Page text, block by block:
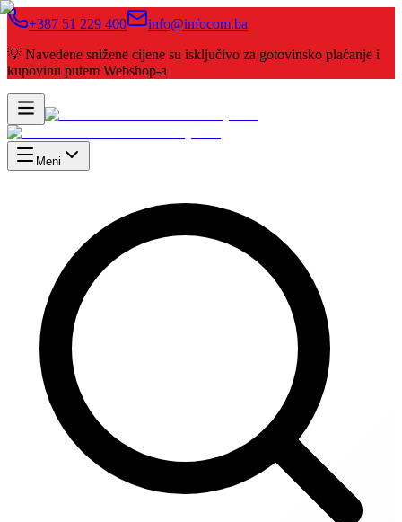
+387 51 229 400
info@infocom.ba
💡 Navedene snižene cijene su isključivo za gotovinsko plaćanje i
kupovinu putem Webshop-a
Meni